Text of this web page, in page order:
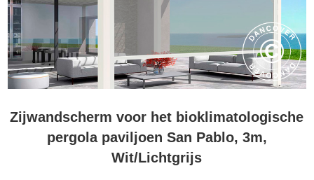
Zijwandscherm voor het bioklimatologische
pergola paviljoen San Pablo, 3m,
Wit/Lichtgrijs